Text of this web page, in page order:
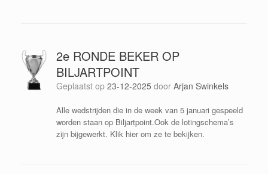
2e RONDE BEKER OP
BILJARTPOINT
Geplaatst op 23-12-2025 door Arjan Swinkels
Alle wedstrijden die in de week van 5 januari gespeeld
worden staan op Biljartpoint.Ook de lotingschema’s
zijn bijgewerkt. Klik hier om ze te bekijken.